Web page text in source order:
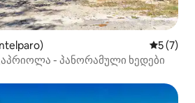
5 (7)
კასა კაპრიოლა - პანორამული ხედები